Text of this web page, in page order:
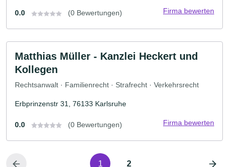
0.0 (0 Bewertungen) Firma bewerten
Matthias Müller - Kanzlei Heckert und
Kollegen
Rechtsanwalt · Familienrecht · Strafrecht · Verkehrsrecht
Erbprinzenstr 31, 76133 Karlsruhe
0.0 (0 Bewertungen) Firma bewerten
1 2